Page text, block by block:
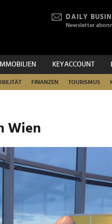
DAILY
Newsletter
IMMOBILIEN KEYACCOUNT
FINANZEN TOURISMUS
Wien